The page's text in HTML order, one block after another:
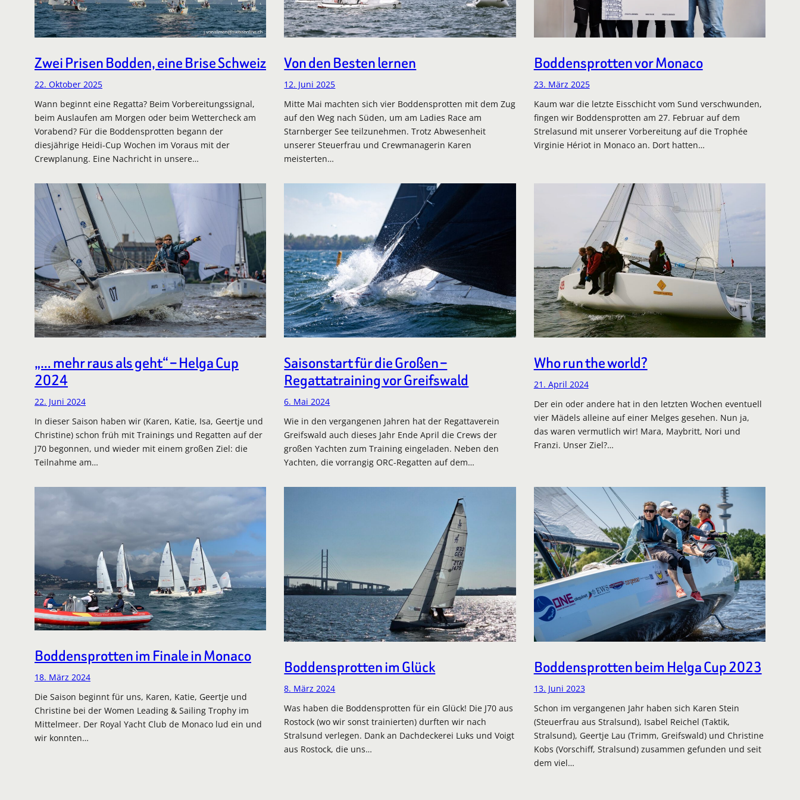
Zwei Prisen Bodden, eine Brise Schweiz
22. Oktober 2025
Wann beginnt eine Regatta? Beim Vorbereitungssignal,
beim Auslaufen am Morgen oder beim Wettercheck am
Vorabend? Für die Boddensprotten begann der
diesjährige Heidi-Cup Wochen im Voraus mit der
Crewplanung. Eine Nachricht in unsere…
Von den Besten lernen
12. Juni 2025
Mitte Mai machten sich vier Boddensprotten mit dem Zug
auf den Weg nach Süden, um am Ladies Race am
Starnberger See teilzunehmen. Trotz Abwesenheit
unserer Steuerfrau und Crewmanagerin Karen
meisterten…
Boddensprotten vor Monaco
23. März 2025
Kaum war die letzte Eisschicht vom Sund verschwunden,
fingen wir Boddensprotten am 27. Februar auf dem
Strelasund mit unserer Vorbereitung auf die Trophée
Virginie Hériot in Monaco an. Dort hatten…
„… mehr raus als geht“ – Helga Cup
2024
22. Juni 2024
In dieser Saison haben wir (Karen, Katie, Isa, Geertje und
Christine) schon früh mit Trainings und Regatten auf der
J70 begonnen, und wieder mit einem großen Ziel: die
Teilnahme am…
Saisonstart für die Großen –
Regattatraining vor Greifswald
6. Mai 2024
Wie in den vergangenen Jahren hat der Regattaverein
Greifswald auch dieses Jahr Ende April die Crews der
großen Yachten zum Training eingeladen. Neben den
Yachten, die vorrangig ORC-Regatten auf dem…
Who run the world?
21. April 2024
Der ein oder andere hat in den letzten Wochen eventuell
vier Mädels alleine auf einer Melges gesehen. Nun ja,
das waren vermutlich wir! Mara, Maybritt, Nori und
Franzi. Unser Ziel?…
Boddensprotten im Finale in Monaco
18. März 2024
Die Saison beginnt für uns, Karen, Katie, Geertje und
Christine bei der Women Leading & Sailing Trophy im
Mittelmeer. Der Royal Yacht Club de Monaco lud ein und
wir konnten…
Boddensprotten im Glück
8. März 2024
Was haben die Boddensprotten für ein Glück! Die J70 aus
Rostock (wo wir sonst trainierten) durften wir nach
Stralsund verlegen. Dank an Dachdeckerei Luks und Voigt
aus Rostock, die uns…
Boddensprotten beim Helga Cup 2023
13. Juni 2023
Schon im vergangenen Jahr haben sich Karen Stein
(Steuerfrau aus Stralsund), Isabel Reichel (Taktik,
Stralsund), Geertje Lau (Trimm, Greifswald) und Christine
Kobs (Vorschiff, Stralsund) zusammen gefunden und seit
dem viel…